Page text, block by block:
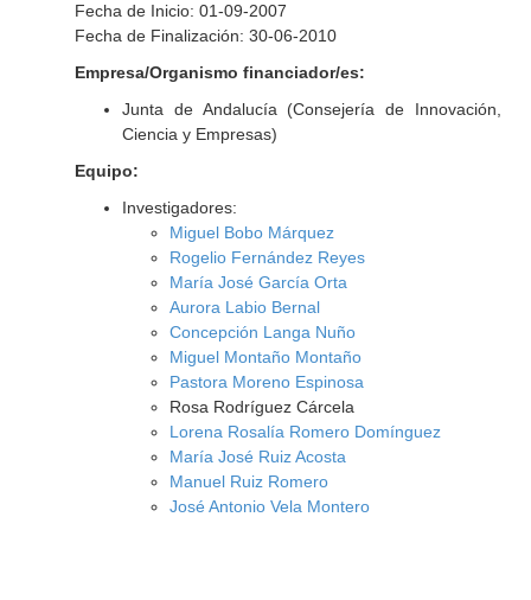
Fecha de Inicio: 01-09-2007
Fecha de Finalización: 30-06-2010
Empresa/Organismo financiador/es:
Junta de Andalucía (Consejería de Innovación,
Ciencia y Empresas)
Equipo:
Investigadores:
Miguel Bobo Márquez
Rogelio Fernández Reyes
María José García Orta
Aurora Labio Bernal
Concepción Langa Nuño
Miguel Montaño Montaño
Pastora Moreno Espinosa
Rosa Rodríguez Cárcela
Lorena Rosalía Romero Domínguez
María José Ruiz Acosta
Manuel Ruiz Romero
José Antonio Vela Montero